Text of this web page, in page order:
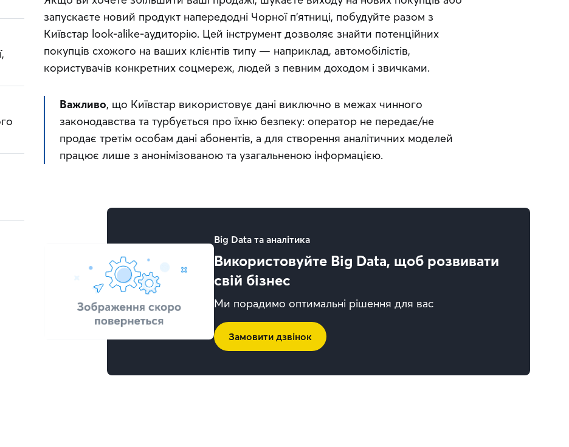
запускаєте новий продукт напередодні Чорної п’ятниці, побудуйте разом з
Київстар look-alike-аудиторію. Цей інструмент дозволяє знайти потенційних
покупців схожого на ваших клієнтів типу — наприклад, автомобілістів,
користувачів конкретних соцмереж, людей з певним доходом і звичками.
Важливо, що Київстар використовує дані виключно в межах чинного
законодавства та турбується про їхню безпеку: оператор не передає/не
продає третім особам дані абонентів, а для створення аналітичних моделей
працює лише з анонімізованою та узагальненою інформацією.
Big Data та аналітика
Використовуйте Big Data, щоб розвивати
свій бізнес
Ми порадимо оптимальні рішення для вас
Замовити дзвінок